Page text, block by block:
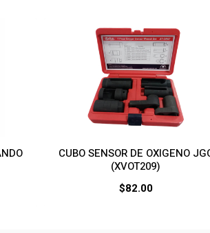
CUBO SENSOR DE OXIGENO
(XVOT209)
$82.00